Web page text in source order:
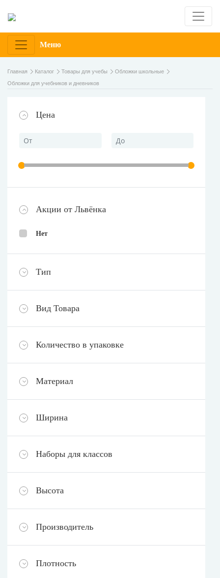
Меню
Главная Каталог Товары для учебы
Обложки школьные
Обложки для учебников и дневников
Цена
Акции от Львёнка
Нет
Тип
Вид Товара
Количество в упаковке
Материал
Ширина
Наборы для классов
Высота
Производитель
Плотность